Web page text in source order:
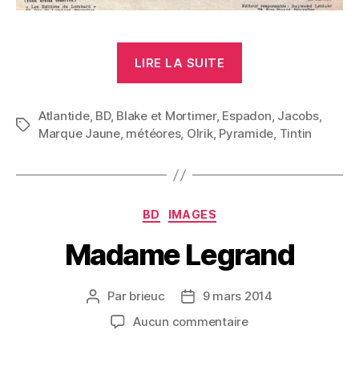
LIRE LA SUITE
Étiquettes
Atlantide, BD, Blake et Mortimer, Espadon, Jacobs,
Marque Jaune, météores, Olrik, Pyramide, Tintin
Catégories
BD IMAGES
Madame Legrand
Auteur
l’article
Par brieuc
Date9 mars 2014
Aucun commentairesur